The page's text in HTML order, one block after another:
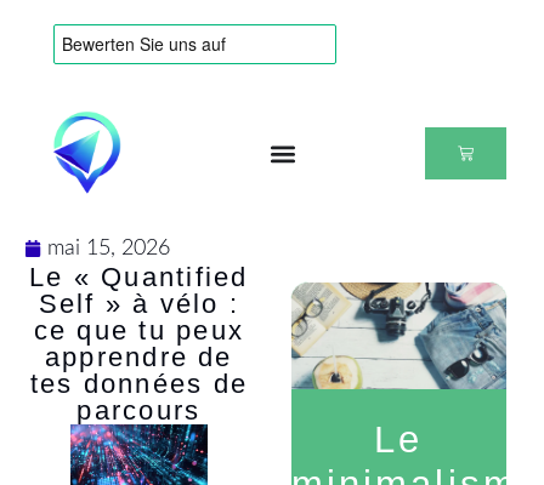
mai 15, 2026
Le « Quantified
Self » à vélo :
ce que tu peux
apprendre de
tes données de
parcours
Le